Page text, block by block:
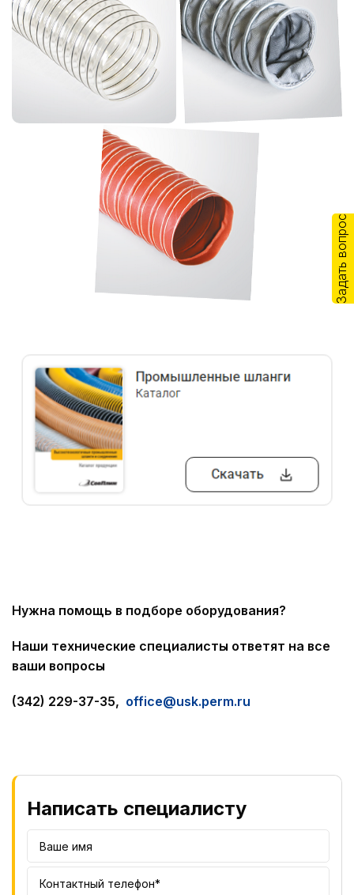
Нужна помощь в подборе оборудования?
Наши технические специалисты ответят на все
ваши вопросы
(342) 229-37-35, office@usk.perm.ru
Написать специалисту
Задать вопрос